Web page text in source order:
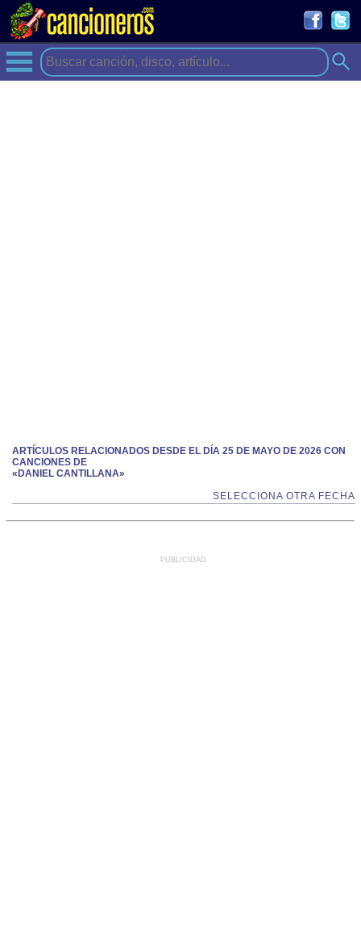
ARTÍCULOS RELACIONADOS DESDE EL DÍA 25 DE MAYO DE 2026 CON
CANCIONES DE
«DANIEL CANTILLANA»
SELECCIONA OTRA FECHA
PUBLICIDAD